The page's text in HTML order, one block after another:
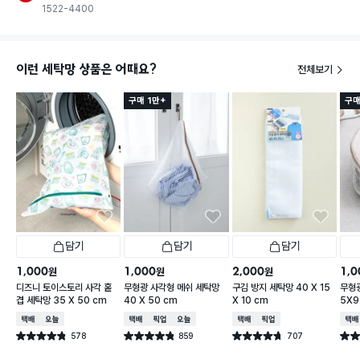
1522-4400
이런 세탁망 상품은 어때요? 전체보기
담기
1,000원
디즈니 토이스토리 사각 홑
겹 세탁망 35 X 50 cm
택배배송오늘배송
별점 4.8점 578
건 작성
구매 1만+
담기
1,000원
무형광 사각형 메쉬 세탁망
40 X 50 cm
택배배송매장픽업오늘배송
별점 4.8점 859
건 작성
담기
2,000원
구김 방지 세탁망 40 X 15
X 10 cm
택배배송매장픽업
별점 4.7점 707
건 작성
구
무형
택배
별점